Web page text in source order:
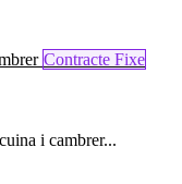
Contracte Fixe
i cambrer...